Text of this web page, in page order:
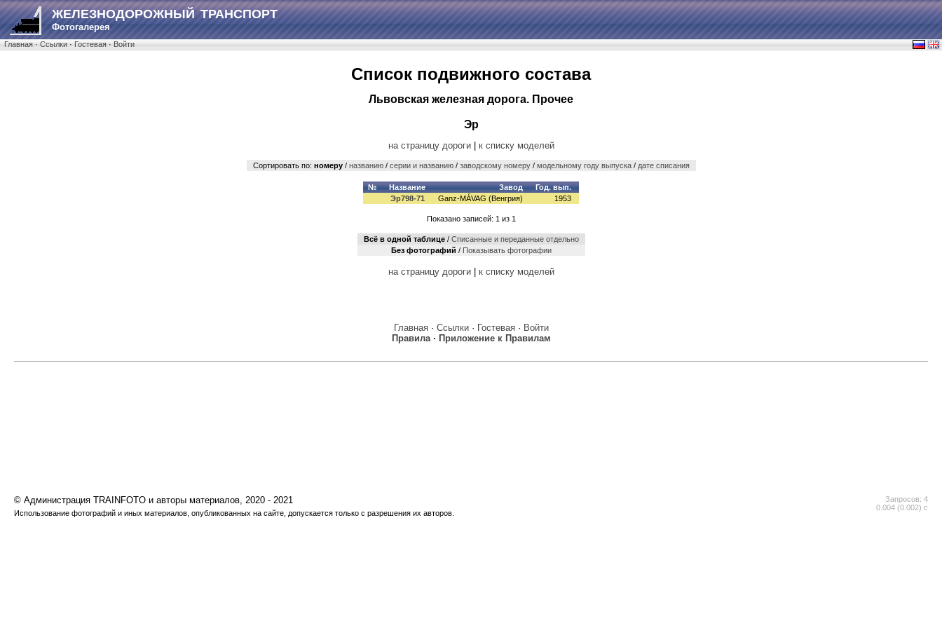
ЖЕЛЕЗНОДОРОЖНЫЙ ТРАНСПОРТ
Фотогалерея
Главная·Ссылки·Гостевая·Войти
Список подвижного состава
Львовская железная дорога. Прочее
Эр
на страницу дороги| к списку моделей
Сортировать по: номеру/ названию/ серии и названию/ заводскому номеру/ модельному году выпуска/ дате списания
№ Название Завод
Год. вып.
Эр798-71
Ganz-MÁVAG (Венгрия) 1953
Показано записей: 1 из 1
Всё в одной таблице/ Cписанные и переданные отдельно
Без фотографий / Показывать фотографии
на страницу дороги| к списку моделей
Главная· Ссылки· Гостевая· Войти
Правила· Приложение к Правилам
Запросов: 4
0.004 (0.002) с
© Администрация TRAINFOTO и авторы материалов, 2020 - 2021
Использование фотографий и иных материалов, опубликованных на сайте, допускается только с разрешения их авторов.